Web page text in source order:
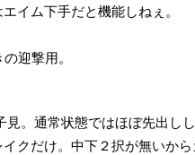
イム下手だと機能しねぇ。
迎撃用。
。通常状態ではほぼ先出しし
クだけ。中下２択が無いから